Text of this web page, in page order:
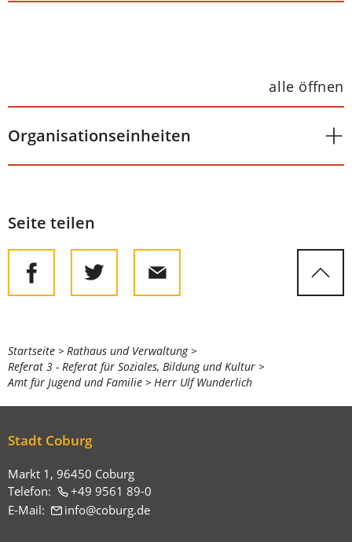
alle öffnen
Organisationseinheiten
Seite teilen
Sie
befinden
sich
Startseite
Rathaus und Verwaltung
Referat 3 - Referat für Soziales, Bildung und Kultur
Amt für Jugend und Familie
Herr Ulf Wunderlich
Stadt Coburg
Markt 1, 96450 Coburg
Telefon:
+49 9561 89-0
E-Mail:
info coburg de